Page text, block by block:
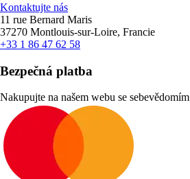
Kontaktujte nás
11 rue Bernard Maris
37270 Montlouis-sur-Loire, Francie
+33 1 86 47 62 58
Bezpečná platba
Nakupujte na našem webu se sebevědomím